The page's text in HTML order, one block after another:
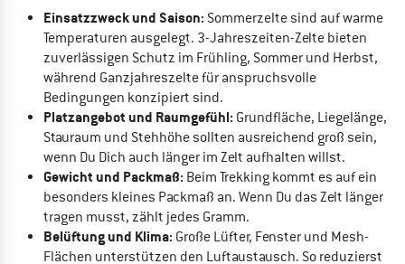
Einsatzzweck und Saison:Sommerzelte sind auf warme
Temperaturen ausgelegt. 3-Jahreszeiten-Zelte bieten
zuverlässigen Schutz im Frühling, Sommer und Herbst,
während Ganzjahreszelte für anspruchsvolle
Bedingungen konzipiert sind.
Platzangebot und Raumgefühl:Grundfläche, Liegelänge,
Stauraum und Stehhöhe sollten ausreichend groß sein,
wenn Du Dich auch länger im Zelt aufhalten willst.
Gewicht und Packmaß:Beim Trekking kommt es auf ein
besonders kleines Packmaß an. Wenn Du das Zelt länger
tragen musst, zählt jedes Gramm.
Belüftung und Klima:Große Lüfter, Fenster und Mesh-
Flächen unterstützen den Luftaustausch. So reduzierst